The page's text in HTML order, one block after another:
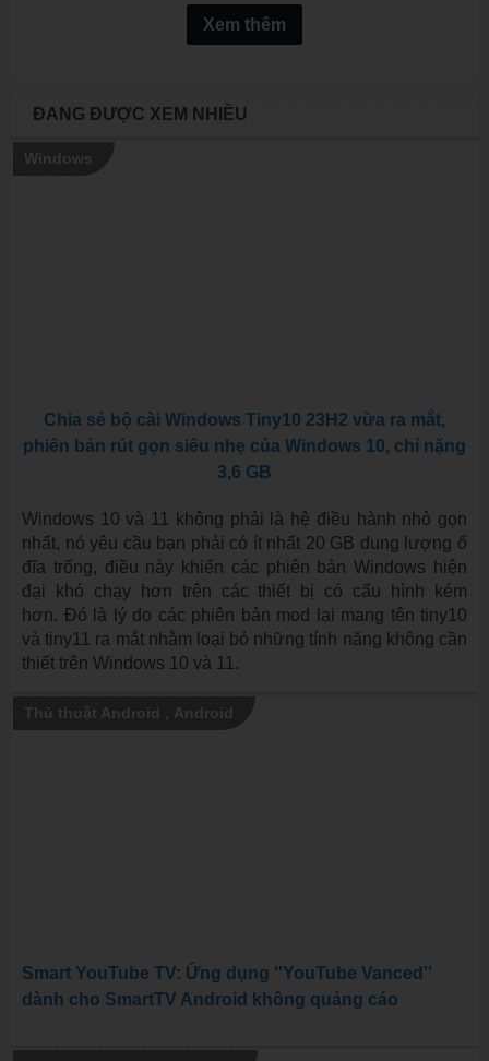
Xem thêm
ĐANG ĐƯỢC XEM NHIỀU
Windows
Chia sẻ bộ cài Windows Tiny10 23H2 vừa ra mắt,
phiên bản rút gọn siêu nhẹ của Windows 10, chỉ nặng
3,6 GB
Windows 10 và 11 không phải là hệ điều hành nhỏ gọn
nhất, nó yêu cầu bạn phải có ít nhất 20 GB dung lượng ổ
đĩa trống, điều này khiến các phiên bản Windows hiện
đại khó chạy hơn trên các thiết bị có cấu hình kém
hơn. Đó là lý do các phiên bản mod lại mang tên tiny10
và tiny11 ra mắt nhằm loại bỏ những tính năng không cần
thiết trên Windows 10 và 11.
Thủ thuật Android , Android
Smart YouTube TV: Ứng dụng ''YouTube Vanced''
dành cho SmartTV Android không quảng cáo